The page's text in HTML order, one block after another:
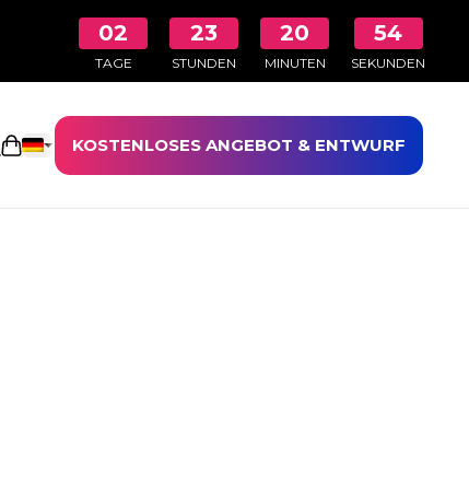
02
TAGE
23
STUNDEN
20
MINUTEN
54
SEKUNDEN
Einkaufswagen öffnen
KOSTENLOSES ANGEBOT & ENTWURF